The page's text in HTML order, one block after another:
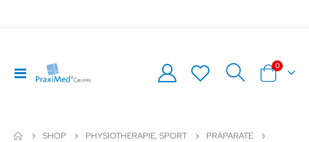
Navigation
umschalten
Warenkorb
0Artikel
SHOP PHYSIOTHERAPIE, SPORT
PRÄPARATE